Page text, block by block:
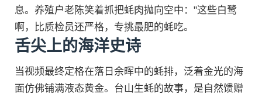
息。养殖户老陈笑着抓把蚝肉抛向空中："这些白鹭
啊，比质检员还严格，专挑最肥的蚝吃。
舌尖上的海洋史诗
当视频最终定格在落日余晖中的蚝排，泛着金光的海
面仿佛铺满液态黄金。台山生蚝的故事，是自然馈赠